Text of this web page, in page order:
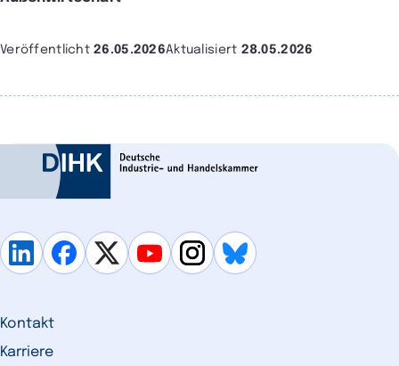
Veröffentlicht26.05.2026Aktualisiert 28.05.2026
Kontakt
Karriere